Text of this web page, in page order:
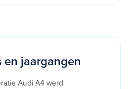
en jaargangen
Audi A4 werd